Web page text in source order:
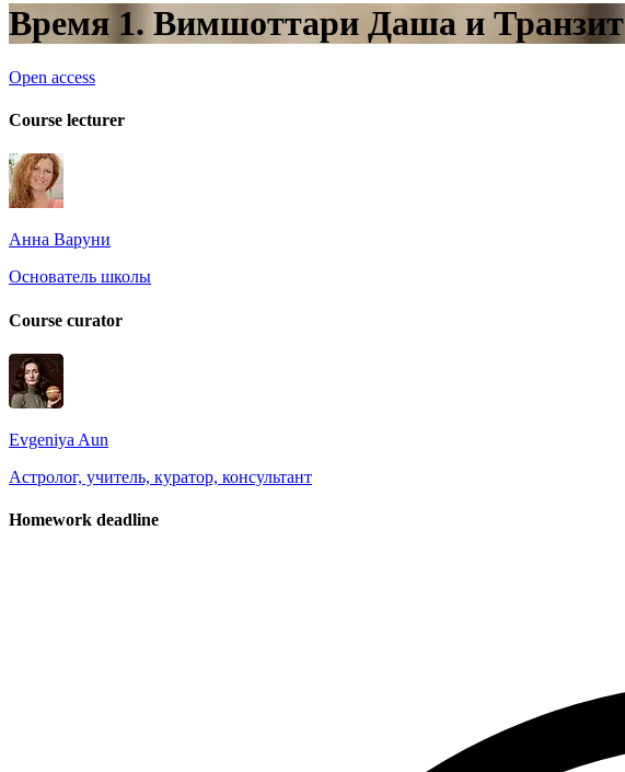
Время 1. Вимшоттари Даша и Транзит
Open access
Course lecturer
Анна Варуни
Основатель школы
Course curator
Evgeniya Aun
Астролог, учитель, куратор, консультант
Homework deadline